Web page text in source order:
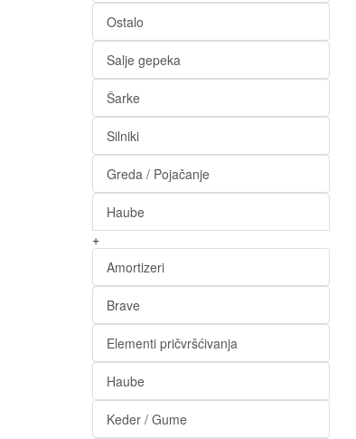
Ostalo
Salje gepeka
Šarke
Silniki
Greda / Pojačanje
Haube
+
Amortizeri
Brave
Elementi pričvršćivanja
Haube
Keder / Gume